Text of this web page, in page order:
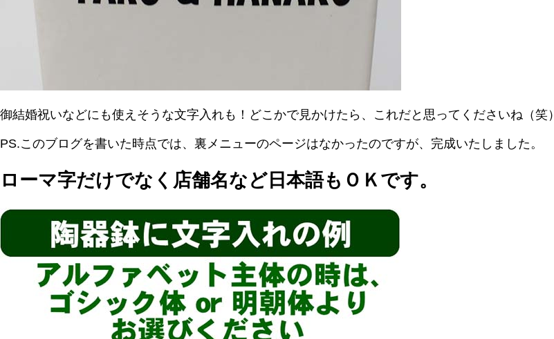
御結婚祝いなどにも使えそうな文字入れも！どこかで見かけたら、これだと思ってくださいね（笑）
PS.このブログを書いた時点では、裏メニューのページはなかったのですが、完成いたしました。
ローマ字だけでなく店舗名など日本語もＯＫです。